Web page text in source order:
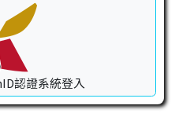
認證系統登入